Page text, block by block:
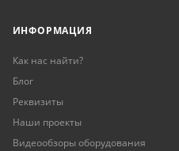
ИНФОРМАЦИЯ
Как нас найти?
Блог
Реквизиты
Наши проекты
Видеообзоры оборудования